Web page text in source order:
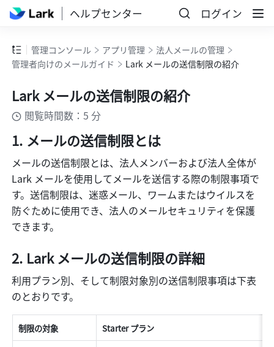
ヘルプセンター ログイン
管理コンソール アプリ管理
法人メールの管理
管理者向けのメールガイド
Lark メールの送信制限の紹介
Lark メールの送信制限の紹介
閲覧時間数：5 分
メールの送信制限とは
メールの送信制限とは、法人メンバーおよび法人全体が
Lark メールを使用してメールを送信する際の制限事項で
す。送信制限は、迷惑メール、ワームまたはウイルスを
防ぐために使用でき、法人のメールセキュリティを保護
できます。
Lark メールの送信制限の詳細
利用プラン別、そして制限対象別の送信制限事項は下表
のとおりです。
制限の対象 Starter プラン